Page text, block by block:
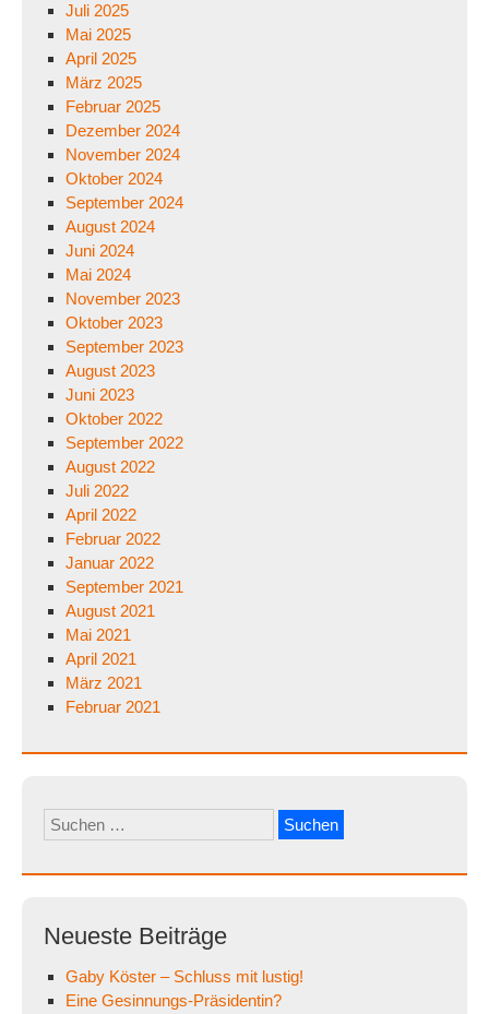
Juli 2025
Mai 2025
April 2025
März 2025
Februar 2025
Dezember 2024
November 2024
Oktober 2024
September 2024
August 2024
Juni 2024
Mai 2024
November 2023
Oktober 2023
September 2023
August 2023
Juni 2023
Oktober 2022
September 2022
August 2022
Juli 2022
April 2022
Februar 2022
Januar 2022
September 2021
August 2021
Mai 2021
April 2021
März 2021
Februar 2021
Suchen
nach:
Neueste Beiträge
Gaby Köster – Schluss mit lustig!
Eine Gesinnungs-Präsidentin?